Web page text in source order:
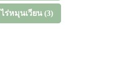
ไร่หมุนเวียน (3)